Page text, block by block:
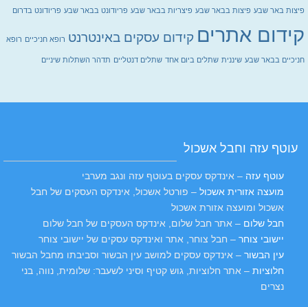
פיצות באר שבע פיצות בבאר שבע פיצריות בבאר שבע פריודונט בבאר שבע פריודונט בדרום
קידום אתרים קידום עסקים באינטרנט רופא חניכיים רופא
חניכיים בבאר שבע שיננית שתלים ביום אחד שתלים דנטליים תדהר השתלות שיניים
עוטף עזה וחבל אשכול
עוטף עזה – אינדקס עסקים בעוטף עזה ונגב מערבי
מועצה אזורית אשכול – פורטל אשכול, אינדקס העסקים של חבל
אשכול ומועצה אזורת אשכול
חבל שלום – אתר חבל שלום, אינדקס העסקים של חבל שלום
יישובי צוחר – חבל צוחר, אתר ואינדקס עסקים של יישובי צוחר
עין הבשור – אינדקס עסקים למושב עין הבשור וסביבתו מחבל הבשור
חלוציות – אתר חלוציות, גוש קטיף וסיני לשעבר: שלומית, נווה, בני
נצרים